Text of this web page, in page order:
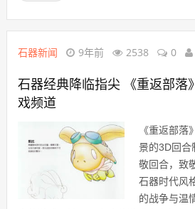
石器新闻 9年前 2538 0
石器经典降临指尖 《重返部落
戏频道
《重返部落
景的3D回合
敬回合，致
石器时代风
的战争与温